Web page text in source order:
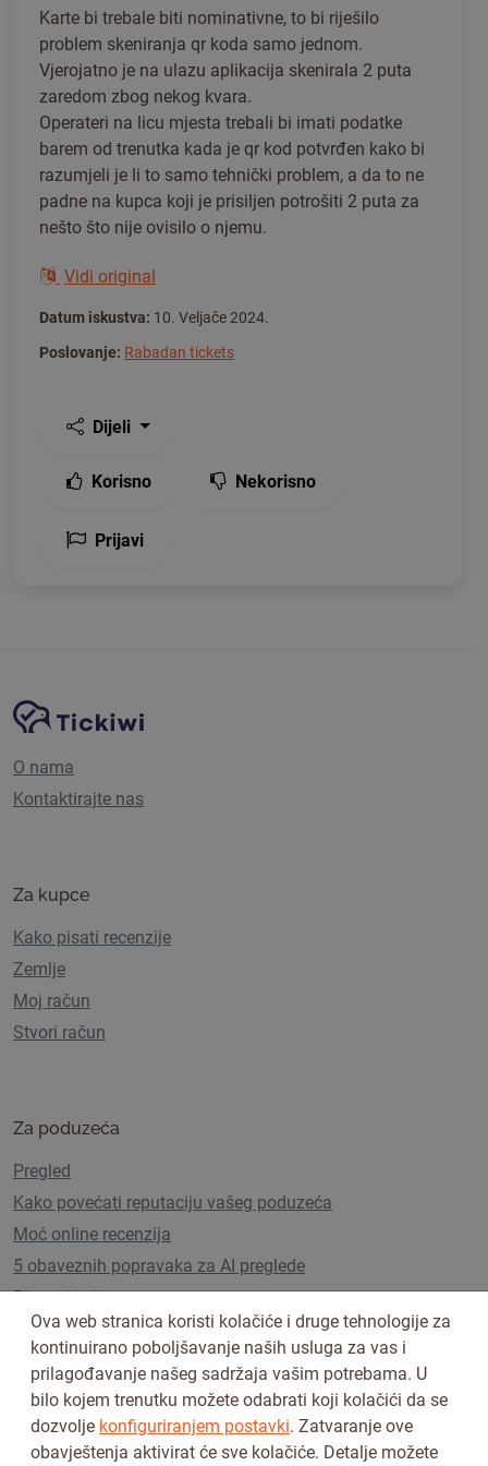
Karte bi trebale biti nominativne, to bi riješilo
problem skeniranja qr koda samo jednom.
Vjerojatno je na ulazu aplikacija skenirala 2 puta
zaredom zbog nekog kvara.
Operateri na licu mjesta trebali bi imati podatke
barem od trenutka kada je qr kod potvrđen kako bi
razumjeli je li to samo tehnički problem, a da to ne
padne na kupca koji je prisiljen potrošiti 2 puta za
nešto što nije ovisilo o njemu.
Vidi original
Datum iskustva: 10. Veljače 2024.
Poslovanje: Rabadan tickets
Dijeli
Korisno Nekorisno
Prijavi
Navigacija stranice
Tickiwi platforma
O nama
Kontaktirajte nas
Za kupce
Kako pisati recenzije
Zemlje
Moj račun
Stvori račun
Za poduzeća
Pregled
Kako povećati reputaciju vašeg poduzeća
Moć online recenzija
5 obaveznih popravaka za AI preglede
Planovi i cijene
Pratite nas na
Ova web stranica koristi kolačiće i druge tehnologije za
kontinuirano poboljšavanje naših usluga za vas i
prilagođavanje našeg sadržaja vašim potrebama. U
bilo kojem trenutku možete odabrati koji kolačići da se
dozvolje konfiguriranjem postavki. Zatvaranje ove
obavještenja aktivirat će sve kolačiće. Detalje možete